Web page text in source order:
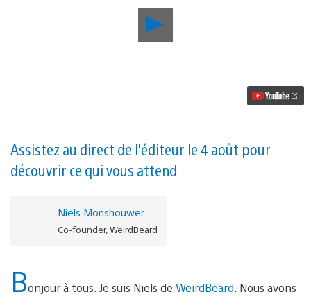
vidéo
endiablées
sur
PS4
Assistez au direct de l'éditeur le 4 août pour
découvrir ce qui vous attend
Niels Monshouwer
Co-founder, WeirdBeard
Bonjour à tous. Je suis Niels de WeirdBeard . Nous avons